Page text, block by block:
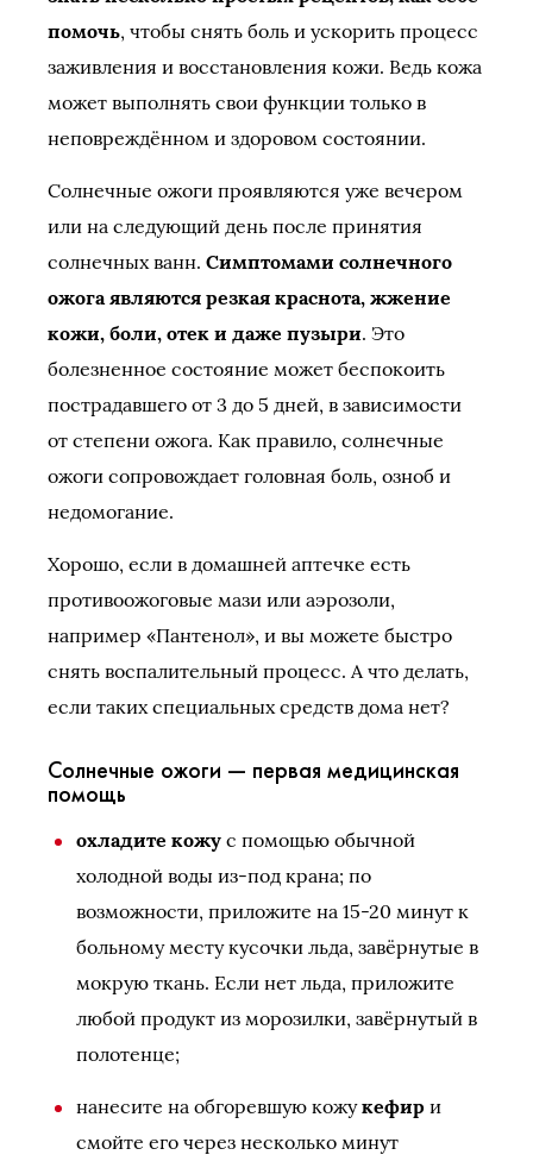
помочь, чтобы снять боль и ускорить процесс
заживления и восстановления кожи. Ведь кожа
может выполнять свои функции только в
неповреждённом и здоровом состоянии.
Солнечные ожоги проявляются уже вечером
или на следующий день после принятия
солнечных ванн. Симптомами солнечного
ожога являются резкая краснота, жжение
кожи, боли, отек и даже пузыри. Это
болезненное состояние может беспокоить
пострадавшего от 3 до 5 дней, в зависимости
от степени ожога. Как правило, солнечные
ожоги сопровождает головная боль, озноб и
недомогание.
Хорошо, если в домашней аптечке есть
противоожоговые мази или аэрозоли,
например «Пантенол», и вы можете быстро
снять воспалительный процесс. А что делать,
если таких специальных средств дома нет?
Солнечные ожоги — первая медицинская
помощь
охладите кожу с помощью обычной
холодной воды из-под крана; по
возможности, приложите на 15-20 минут к
больному месту кусочки льда, завёрнутые в
мокрую ткань. Если нет льда, приложите
любой продукт из морозилки, завёрнутый в
полотенце;
нанесите на обгоревшую кожукефир и
смойте его через несколько минут